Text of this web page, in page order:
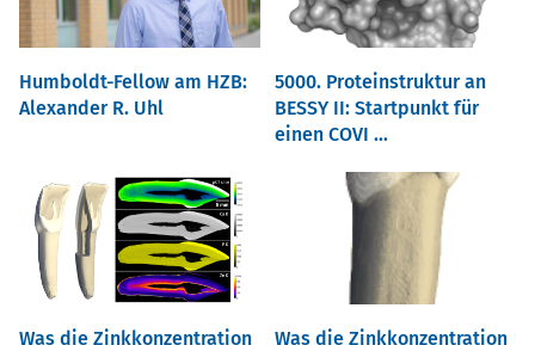
Humboldt-Fellow am HZB:
Alexander R. Uhl
5000. Proteinstruktur an
BESSY II: Startpunkt für
einen COVI ...
Was die Zinkkonzentration
Was die Zinkkonzentration